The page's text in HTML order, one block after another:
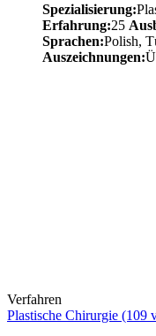
Spezialisierung:
Erfahrung:25
Sprachen:Polish,
Auszeichnungen:
Verfahren
Plastische Chirurgie (109